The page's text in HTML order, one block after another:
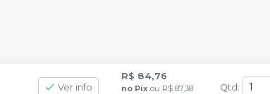
Ver info
R$ 84,76
no Pix ou R$ 87,38
Qtd :